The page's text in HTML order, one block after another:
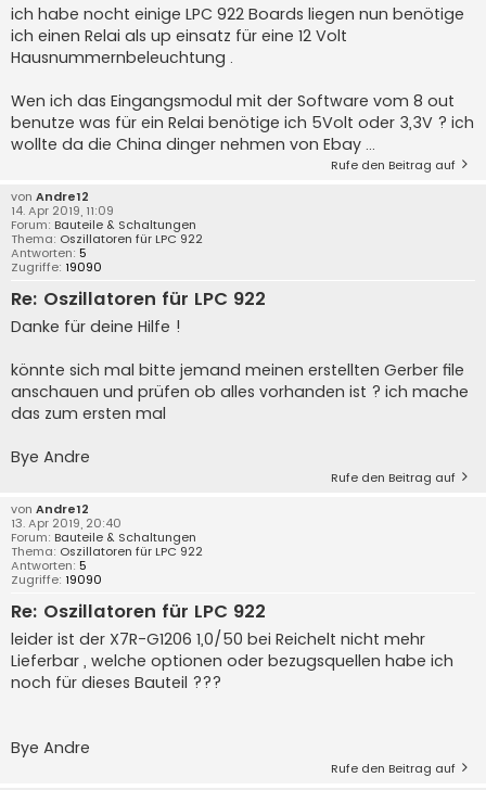
ich habe nocht einige LPC 922 Boards liegen nun benötige
ich einen Relai als up einsatz für eine 12 Volt
Hausnummernbeleuchtung .
Wen ich das Eingangsmodul mit der Software vom 8 out
benutze was für ein Relai benötige ich 5Volt oder 3,3V ? ich
wollte da die China dinger nehmen von Ebay ...
Rufe den Beitrag auf
von Andre12
14. Apr 2019, 11:09
Forum: Bauteile & Schaltungen
Thema: Oszillatoren für LPC 922
Antworten: 5
Zugriffe: 19090
Re: Oszillatoren für LPC 922
Danke für deine Hilfe !
könnte sich mal bitte jemand meinen erstellten Gerber file
anschauen und prüfen ob alles vorhanden ist ? ich mache
das zum ersten mal
Bye Andre
Rufe den Beitrag auf
von Andre12
13. Apr 2019, 20:40
Forum: Bauteile & Schaltungen
Thema: Oszillatoren für LPC 922
Antworten: 5
Zugriffe: 19090
Re: Oszillatoren für LPC 922
leider ist der X7R-G1206 1,0/50 bei Reichelt nicht mehr
Lieferbar , welche optionen oder bezugsquellen habe ich
noch für dieses Bauteil ???
Bye Andre
Rufe den Beitrag auf